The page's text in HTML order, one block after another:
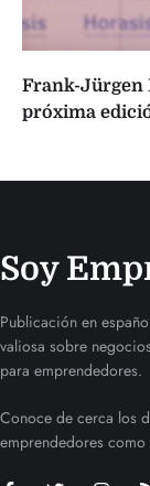
Frank-Jürgen
próxima
Soy
Publicación en
valiosa sobre
para emprendedores.
Conoce de cerca los
emprendedores